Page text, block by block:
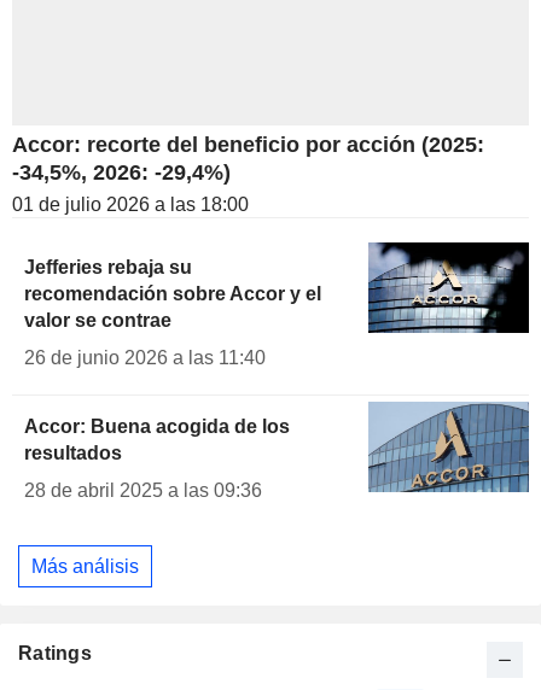
Accor: recorte del beneficio por acción (2025:
-34,5%, 2026: -29,4%)
01 de julio 2026 a las 18:00
Jefferies rebaja su
recomendación sobre Accor y el
valor se contrae
26 de junio 2026 a las 11:40
Accor: Buena acogida de los
resultados
28 de abril 2025 a las 09:36
Más análisis
Ratings